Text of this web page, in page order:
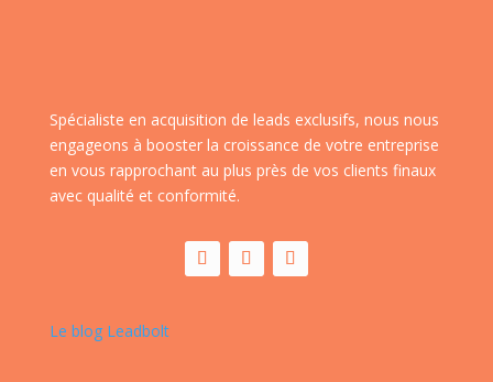
Spécialiste en acquisition de leads exclusifs, nous nous
engageons à booster la croissance de votre entreprise
en vous rapprochant au plus près de vos clients finaux
avec qualité et conformité.
Le blog Leadbolt